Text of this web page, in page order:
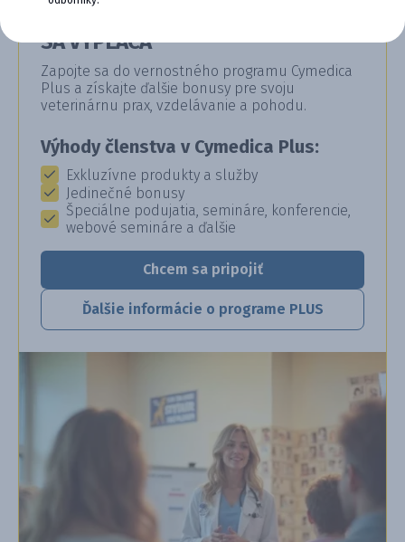
CYMEDICA PLUS: VERNOSŤ, KTORÁ
SA VYPLÁCA
Zapojte sa do vernostného programu Cymedica
Plus a získajte ďalšie bonusy pre svoju
veterinárnu prax, vzdelávanie a pohodu.
Výhody členstva v Cymedica Plus:
Exkluzívne produkty a služby
Jedinečné bonusy
Špeciálne podujatia, semináre, konferencie,
webové semináre a ďalšie
Chcem sa pripojiť
Ďalšie informácie o programe PLUS